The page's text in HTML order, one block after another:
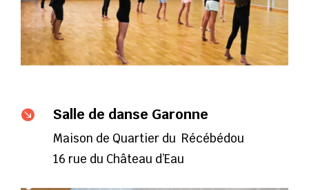
 Salle de danse Garonne
Maison de Quartier du Récébédou
16 rue du Château d’Eau